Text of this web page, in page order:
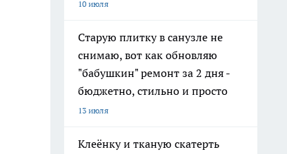
10 июля
Старую плитку в санузле не
снимаю, вот как обновляю
"бабушкин" ремонт за 2 дня -
бюджетно, стильно и просто
13 июля
Клеёнку и тканую скатерть